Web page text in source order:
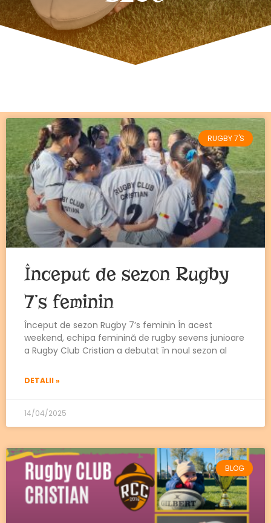
RUGBY 7'S
Început de sezon Rugby
7’s feminin
Început de sezon Rugby 7’s feminin În acest
weekend, echipa feminină de rugby sevens junioare
a Rugby Club Cristian a debutat în noul sezon al
DETALII »
14/04/2025
BLOG